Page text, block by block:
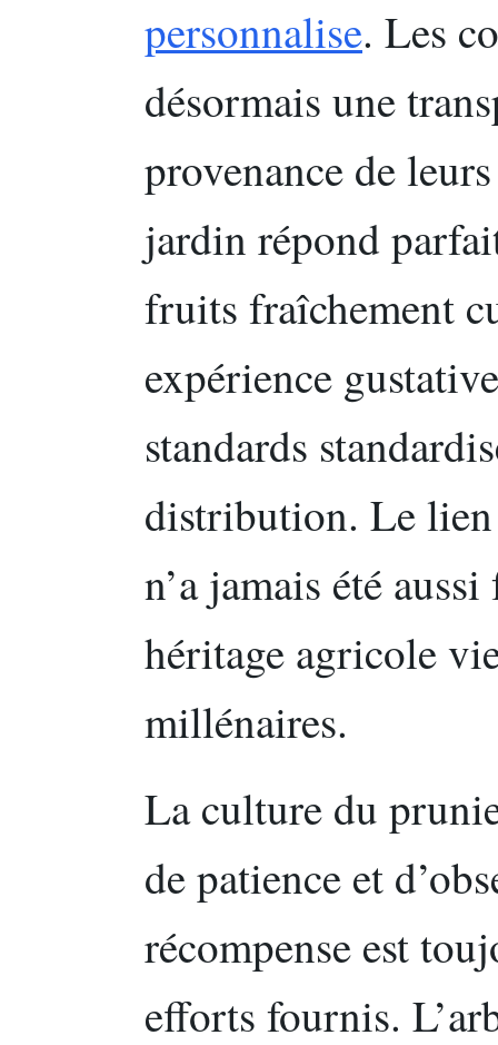
personnalise. Les
désormais une
provenance de
jardin répond
fruits fraîchement
expérience
standards
distribution. Le lien
n’a jamais été
héritage agricole
millénaires.
La culture du
de patience et
récompense est
efforts fournis.